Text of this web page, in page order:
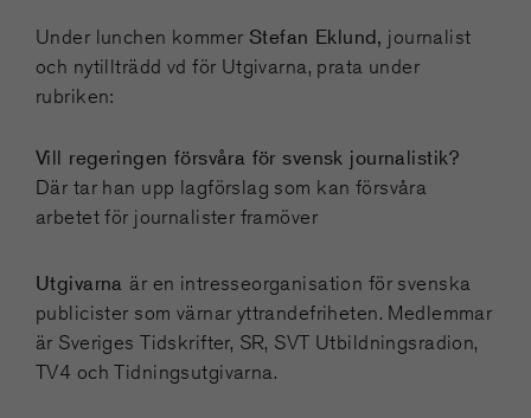
Under lunchen kommer Stefan Eklund, journalist
och nytillträdd vd för Utgivarna, prata under
rubriken:
Vill regeringen försvåra för svensk journalistik?
Där tar han upp lagförslag som kan försvåra
arbetet för journalister framöver
Utgivarna är en intresseorganisation för svenska
publicister som värnar yttrandefriheten. Medlemmar
är Sveriges Tidskrifter, SR, SVT Utbildningsradion,
TV4 och Tidningsutgivarna.